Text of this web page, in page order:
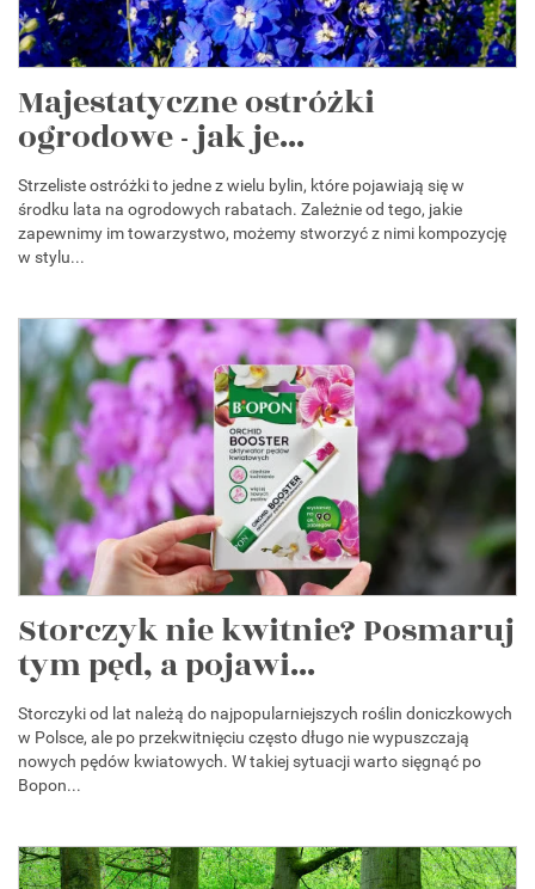
Majestatyczne ostróżki
ogrodowe - jak je...
Strzeliste ostróżki to jedne z wielu bylin, które pojawiają się w
środku lata na ogrodowych rabatach. Zależnie od tego, jakie
zapewnimy im towarzystwo, możemy stworzyć z nimi kompozycję
w stylu...
Storczyk nie kwitnie? Posmaruj
tym pęd, a pojawi...
Storczyki od lat należą do najpopularniejszych roślin doniczkowych
w Polsce, ale po przekwitnięciu często długo nie wypuszczają
nowych pędów kwiatowych. W takiej sytuacji warto sięgnąć po
Bopon...